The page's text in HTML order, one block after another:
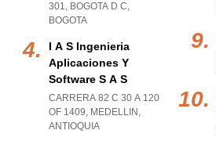
301, BOGOTA D C,
BOGOTA
I A S Ingenieria
Aplicaciones Y
Software S A S
CARRERA 82 C 30 A 120
OF 1409, MEDELLIN ,
ANTIOQUIA